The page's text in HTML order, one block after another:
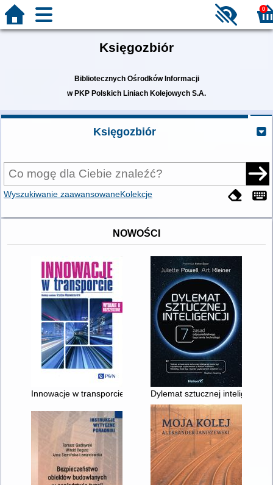
0
Księgozbiór
Bibliotecznych Ośrodków Informacji
w PKP Polskich Liniach Kolejowych S.A.
Księgozbiór
Wyszukiwanie zaawansowaneKolekcje
NOWOŚCI
Innowacje w transporcie : mobilność, ekologia, efektywność
Dylemat sztucznej inteligencji